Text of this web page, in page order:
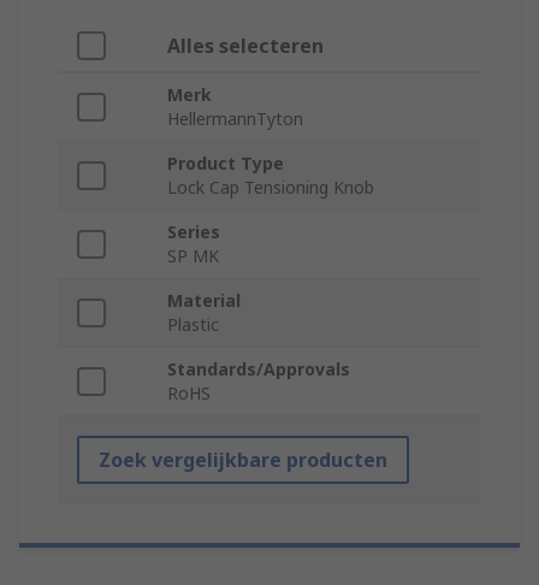
Alles selecteren
Merk
HellermannTyton
Product Type
Lock Cap Tensioning Knob
Series
SP MK
Material
Plastic
Standards/Approvals
RoHS
Zoek vergelijkbare producten